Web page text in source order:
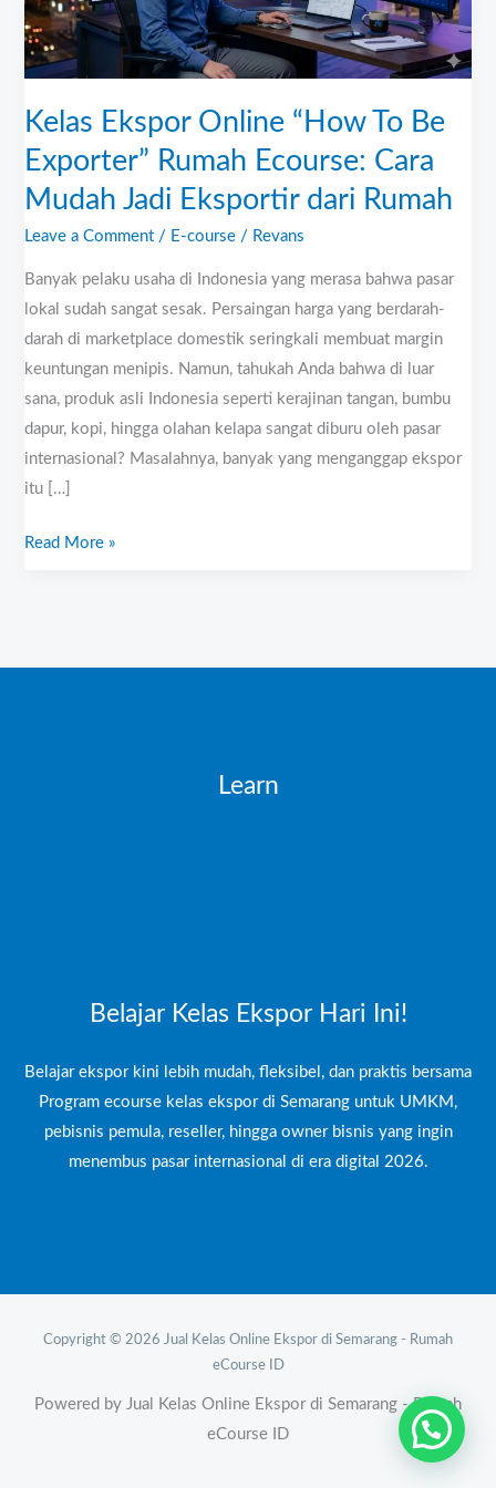
Kelas Ekspor Online “How To Be
Exporter” Rumah Ecourse: Cara
Mudah Jadi Eksportir dari Rumah
Leave a Comment / E-course / Revans
Banyak pelaku usaha di Indonesia yang merasa bahwa pasar
lokal sudah sangat sesak. Persaingan harga yang berdarah-
darah di marketplace domestik seringkali membuat margin
keuntungan menipis. Namun, tahukah Anda bahwa di luar
sana, produk asli Indonesia seperti kerajinan tangan, bumbu
dapur, kopi, hingga olahan kelapa sangat diburu oleh pasar
internasional? Masalahnya, banyak yang menganggap ekspor
itu […]
Exporter”
Rumah
Cara
Mudah
Eksportir
dari
Read More »
Learn
Belajar Kelas Ekspor Hari Ini!
Belajar ekspor kini lebih mudah, fleksibel, dan praktis bersama
Program ecourse kelas ekspor di Semarang untuk UMKM,
pebisnis pemula, reseller, hingga owner bisnis yang ingin
menembus pasar internasional di era digital 2026.
Copyright © 2026 Jual Kelas Online Ekspor di Semarang - Rumah
eCourse ID
Powered by Jual Kelas Online Ekspor di Semarang - Rumah
eCourse ID